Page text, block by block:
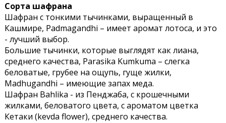
Сорта шафрана
Шафран с тонкими тычинками, выращенный в
Кашмире, Padmagandhi – имеет аромат лотоса, и это
- лучший выбор.
Большие тычинки, которые выглядят как лиана,
среднего качества, Parasika Kumkuma – слегка
беловатые, грубее на ощупь, гуще жилки,
Madhugandhi – имеющие запах меда.
Шафран Bahlika - из Пенджаба, с крошечными
жилками, беловатого цвета, с ароматом цветка
Кетаки (kevda flower), среднего качества.